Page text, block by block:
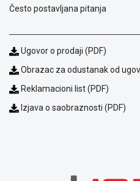
plaćanja
uslovi
poslovanja
i
reklamacije
Često postavljana pitanja
Ugovor o prodaji (PDF)
Obrazac za odustanak od
Reklamacioni list (PDF)
Izjava o saobraznosti (PDF)